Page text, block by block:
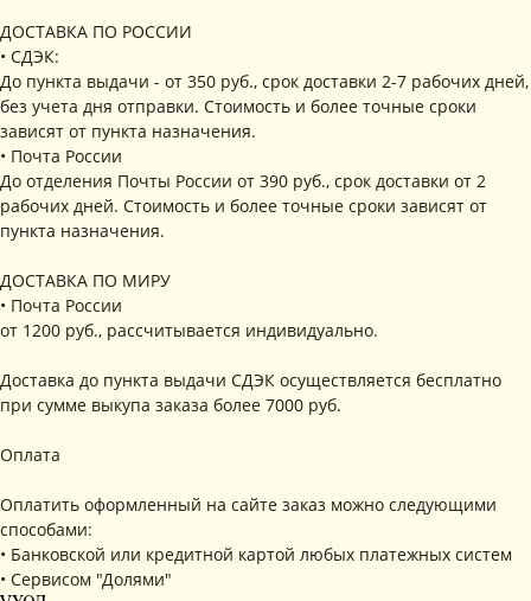
ДОСТАВКА ПО РОССИИ
• СДЭК:
До пункта выдачи - от 350 руб., срок доставки 2-7 рабочих дней,
без учета дня отправки. Стоимость и более точные сроки
зависят от пункта назначения.
• Почта России
До отделения Почты России от 390 руб., срок доставки от 2
рабочих дней. Стоимость и более точные сроки зависят от
пункта назначения.
ДОСТАВКА ПО МИРУ
• Почта России
от 1200 руб., рассчитывается индивидуально.
Доставка до пункта выдачи СДЭК осуществляется бесплатно
при сумме выкупа заказа более 7000 руб.
Оплата
Оплатить оформленный на сайте заказ можно следующими
способами:
• Банковской или кредитной картой любых платежных систем
• Сервисом "Долями"